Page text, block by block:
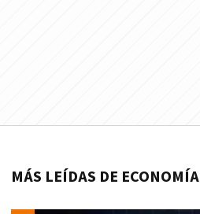
MÁS LEÍDAS DE ECONOMÍA